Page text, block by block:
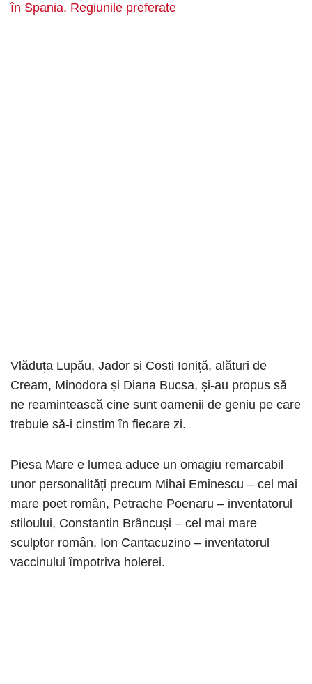
în Spania. Regiunile preferate
Vlăduța Lupău, Jador și Costi Ioniță, alături de
Cream, Minodora și Diana Bucsa, și-au propus să
ne reamintească cine sunt oamenii de geniu pe care
trebuie să-i cinstim în fiecare zi.
Piesa Mare e lumea aduce un omagiu remarcabil
unor personalități precum Mihai Eminescu – cel mai
mare poet român, Petrache Poenaru – inventatorul
stiloului, Constantin Brâncuși – cel mai mare
sculptor român, Ion Cantacuzino – inventatorul
vaccinului împotriva holerei.